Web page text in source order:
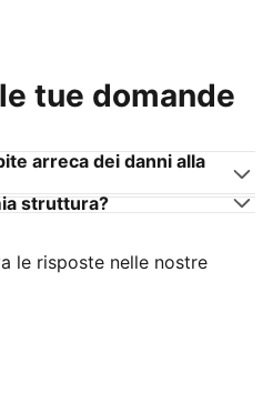
tue domande
arreca dei danni alla
struttura?
le risposte nelle nostre